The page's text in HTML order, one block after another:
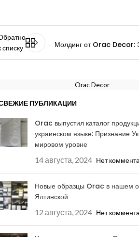
списку
Молдинг от Orac Decor:
Orac Decor
ПУБЛИКАЦИИ
Orac выпустил каталог
украинском языке: Признание
мировом уровне
14 августа, 2024 Нет
Новые образцы Orac в нашем
Ялтинской
12 августа, 2024 Нет